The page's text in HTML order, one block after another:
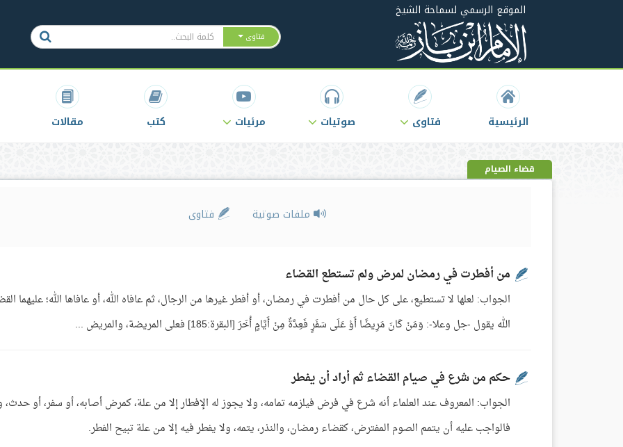
الموقع الرسمي لسماحة الشيخ
فتاوى
الرئيسية فتاوى صوتيات مرئيات كتب مقالات
قضاء الصيام
ملفات صوتية فتاوى
من أفطرت في رمضان لمرض ولم تستطع القضاء
الجواب: لعلها لا تستطيع، على كل حال من أفطرت في رمضان، أو أفطر غيرها من الرجال، ثم عافاه الله، أو عافاها الله؛ عليهما
الله يقول -جل وعلا-: وَمَنْ كَانَ مَرِيضًا أَوْ عَلَى سَفَرٍ فَعِدَّةٌ مِنْ أَيَّامٍ أُخَرَ [البقرة:185] فعلى المريضة، والمريض ...
حكم من شرع في صيام القضاء ثم أراد أن يفطر
الجواب: المعروف عند العلماء أنه شرع في فرض فيلزمه تمامه، ولا يجوز له الإفطار إلا من علة، كمرض أصابه، أو سفر، أو حدث،
فالواجب عليه أن يتمم الصوم المفترض، كقضاء رمضان، والنذر، يتمه، ولا يفطر فيه إلا من علة تبيح الفطر.